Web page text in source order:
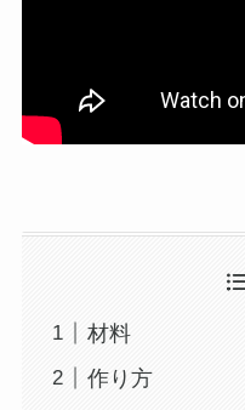
材料
作り方